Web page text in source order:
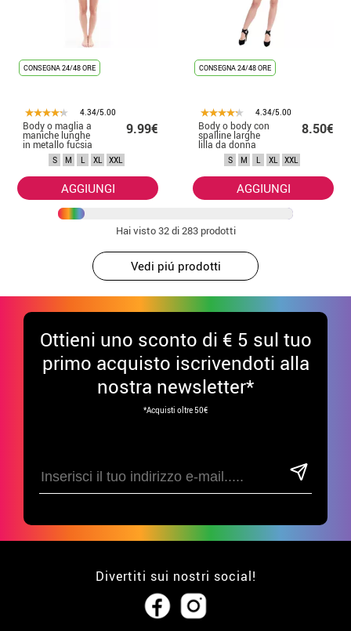
CONSEGNA 24/48 ORE
4.34/5.00
Body o maglia a
maniche lunghe
in metallo fucsia
da donna
9.99€
S M L XL XXL
AGGIUNGI
CONSEGNA 24/48 ORE
4.34/5.00
Body o body con
spalline larghe
lilla da donna
8.50€
S M L XL XXL
AGGIUNGI
Hai visto32di 283 prodotti
Vedi piú prodotti
Ottieni uno sconto di € 5 sul tuo
primo acquisto iscrivendoti alla
nostra newsletter*
*Acquisti oltre 50€
Divertiti sui nostri social!